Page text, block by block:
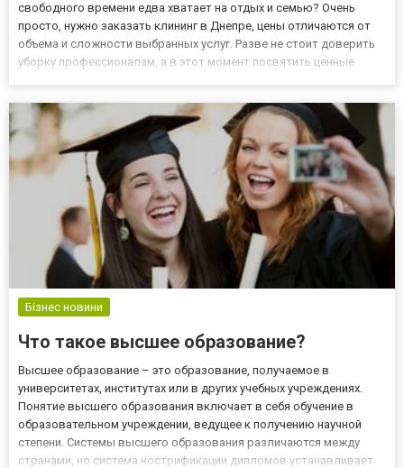
свободного времени едва хватает на отдых и семью? Очень
просто, нужно заказать клининг в Днепре, цены отличаются от
объема и сложности выбранных услуг. Разве не стоит доверить
уборку профессионалам, а в этот момент посвятить ценные
Бізнес новини
Что такое высшее образование?
Высшее образование – это образование, получаемое в
университетах, институтах или в других учебных учреждениях.
Понятие высшего образования включает в себя обучение в
образовательном учреждении, ведущее к получению научной
степени. Системы высшего образования различаются между
странами, но система нострификации дипломов устанавливает